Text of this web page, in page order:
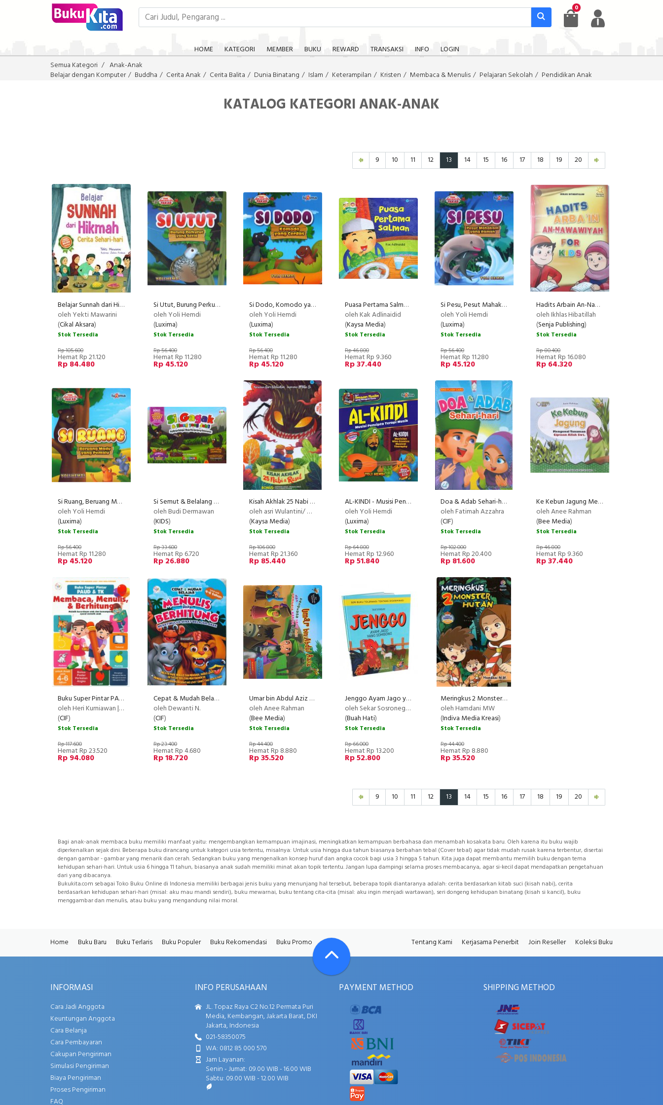
0
HOME KATEGORI MEMBER BUKU REWARD TRANSAKSI INFO
LOGIN
Semua Kategori
Anak-Anak
Belajar dengan Komputer
Buddha Cerita Anak Cerita Balita Dunia Binatang Islam Keterampilan Kristen Membaca & Menulis Pelajaran Sekolah Pendidikan Anak
KATALOG KATEGORI ANAK-ANAK
9 10 11 12 13 14 15 16 17 18 19 20
Belajar Sunnah dari Hikmah Cerita Sehari-hari [Gratis Gantungan Kunci Boneka Cikal Aksara] (Promo Best Book (Promo Best Book RECOMMENDED
oleh Yekti Mawarini
(Cikal Aksara)
Stok Tersedia
Rp 105.600
Hemat Rp 21.120
Rp 84.480
Si Utut, Burung Perkutut yang Setia
oleh Yoli Hemdi
(Luxima)
Stok Tersedia
Rp 56.400
Hemat Rp 11.280
Rp 45.120
Si Dodo, Komodo yang Cerdas
oleh Yoli Hemdi
(Luxima)
Stok Tersedia
Rp 56.400
Hemat Rp 11.280
Rp 45.120
Puasa Pertama Salman
oleh Kak Adlinaidid
(Kaysa Media)
Stok Tersedia
Rp 46.800
Hemat Rp 9.360
Rp 37.440
Si Pesu, Pesut Mahakam yang Ramah
oleh Yoli Hemdi
(Luxima)
Stok Tersedia
Rp 56.400
Hemat Rp 11.280
Rp 45.120
Hadits Arbain An-Nawawiyah For Kids
oleh Ikhlas Hibatillah
(Senja Publishing)
Stok Tersedia
Rp 80.400
Hemat Rp 16.080
Rp 64.320
Si Ruang, Beruang Madu yang Pemalu
oleh Yoli Hemdi
(Luxima)
Stok Tersedia
Rp 56.400
Hemat Rp 11.280
Rp 45.120
Si Semut & Belalang yang Malas (Bilingual) Full Color
oleh Budi Dermawan
(KIDS)
Stok Tersedia
Rp 33.600
Hemat Rp 6.720
Rp 26.880
Kisah Akhlak 25 Nabi & Rasul
oleh asri Wulantini/ Milla S.
(Kaysa Media)
Stok Tersedia
Rp 106.800
Hemat Rp 21.360
Rp 85.440
AL-KINDI - Musisi Pencipta Terapi Musik (Bilingual Indonesia-Inggris)
oleh Yoli Hemdi
(Luxima)
Stok Tersedia
Rp 64.800
Hemat Rp 12.960
Rp 51.840
Doa & Adab Sehari-hari (Ring Flash Card)
oleh Fatimah Azzahra
(CIF)
Stok Tersedia
Rp 102.000
Hemat Rp 20.400
Rp 81.600
Ke Kebun Jagung Mengenal Tanaman Ciptaan Allah Swt.
oleh Anee Rahman
(Bee Media)
Stok Tersedia
Rp 46.800
Hemat Rp 9.360
Rp 37.440
Buku Super Pintar PAUD & TK Membaca, Menulis, & Berhitung
oleh Heri Kurniawan | Titi Anisatul Laely | Feny Nida Fitriyani
(CIF)
Stok Tersedia
Rp 117.600
Hemat Rp 23.520
Rp 94.080
Cepat & Mudah Belajar Menulis dan Berhitung PROMO
oleh Dewanti N.
(CIF)
Stok Tersedia
Rp 23.400
Hemat Rp 4.680
Rp 18.720
Umar bin Abdul Aziz Penguasa yang Adil dan Pembela Rakyat Kecil
oleh Anee Rahman
(Bee Media)
Stok Tersedia
Rp 44.400
Hemat Rp 8.880
Rp 35.520
Jenggo Ayam Jago yang Sombong (Full Color)
oleh Sekar Sosronegoro
(Buah Hati)
Stok Tersedia
Rp 66.000
Hemat Rp 13.200
Rp 52.800
Meringkus 2 Monster Hutan
oleh Hamdani MW
(Indiva Media Kreasi)
Stok Tersedia
Rp 44.400
Hemat Rp 8.880
Rp 35.520
9 10 11 12 13 14 15 16 17 18 19 20
Bagi anak-anak membaca buku memiliki manfaat yaitu: mengembangkan kemampuan imajinasi, meningkatkan kemampuan berbahasa dan menambah kosakata baru. Oleh karena itu buku wajib
diperkenalkan sejak dini. Beberapa buku dirancang untuk kategori usia tertentu, misalnya: Untuk usia hingga dua tahun biasanya berbahan tebal (Cover tebal) agar tidak mudah rusak karena terbentur, disertai
dengan gambar - gambar yang menarik dan cerah. Sedangkan buku yang mengenalkan konsep huruf dan angka cocok bagi usia 3 hingga 5 tahun. Kita juga dapat membantu memilih buku dengan tema
kehidupan sehari-hari. Untuk usia 6 hingga 11 tahun, biasanya anak sudah memiliki minat akan topik tertentu. Jangan lupa dampingi selama proses membacanya, agar si-kecil dapat mendapatkan pengetahuan
dari yang dibacanya.
Bukukita.com sebagai Toko Buku Online di Indonesia memiliki berbagai jenis buku yang menunjang hal tersebut, beberapa topik diantaranya adalah: cerita berdasarkan kitab suci (kisah nabi), cerita
berdasarkan kehidupan sehari-hari (misal: aku mau mandi sendiri), buku mewarnai, buku tentang cita-cita (misal: aku ingin menjadi wartawan), seri dongeng kehidupan binatang (kisah si kancil), buku
menggambar dan menulis, atau buku yang mengandung nilai moral.
Home Buku Baru Buku Terlaris Buku Populer Buku Rekomendasi Buku Promo Tentang Kami Kerjasama Penerbit Join Reseller Koleksi Buku
INFORMASI
Cara Jadi Anggota
Keuntungan Anggota
Cara Belanja
Cara Pembayaran
Cakupan Pengiriman
Simulasi Pengiriman
Biaya Pengiriman
Proses Pengiriman
FAQ
INFO PERUSAHAAN
JL. Topaz Raya C2 No.12 Permata Puri
Media, Kembangan, Jakarta Barat, DKI
Jakarta, Indonesia
021-58350075
WA: 0812 85 000 570
Jam Layanan:
Senin - Jumat: 09.00 WIB - 16.00 WIB
Sabtu: 09.00 WIB - 12.00 WIB
PAYMENT METHOD SHIPPING METHOD